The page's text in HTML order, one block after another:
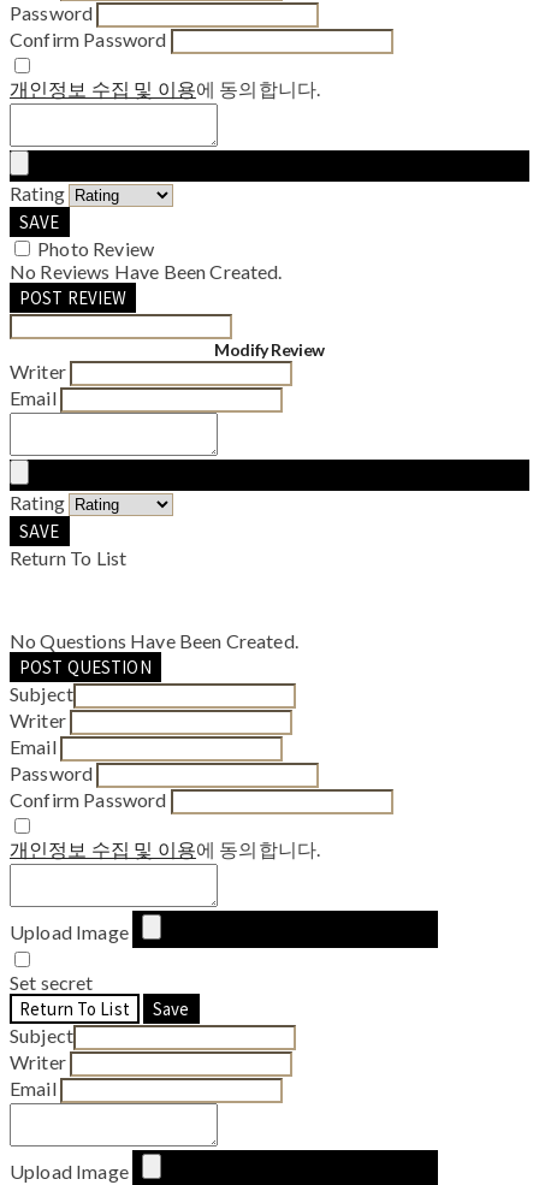
Password
Confirm Password
개인정보 수집 및 이용에 동의합니다.
Rating
SAVE
Photo Review
No Reviews Have Been Created.
POST REVIEW
Modify Review
Writer
Email
Rating
SAVE
Return To List
No Questions Have Been Created.
POST QUESTION
Subject
Writer
Email
Password
Confirm Password
개인정보 수집 및 이용에 동의합니다.
Upload Image
Set secret
Return To List
Save
Subject
Writer
Email
Upload Image